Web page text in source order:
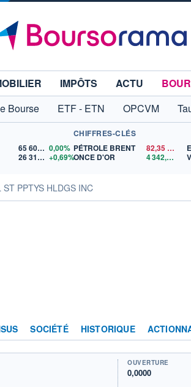
IMPÔTS ACTU
Bourse ETF - ETN OPCVM
65 606,71 0,00%
26 319,45 +0,69%
CHIFFRES-CLÉS
PÉTROLE BRENT
82,35$US
ONCE D'OR
4 342,26 $US
ST PPTYS HLDGS INC
SOCIÉTÉ HISTORIQUE
OUVERTURE
0,0000